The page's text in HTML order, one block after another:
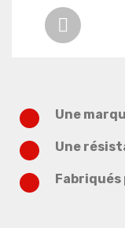
Une
Une
Fabriqués